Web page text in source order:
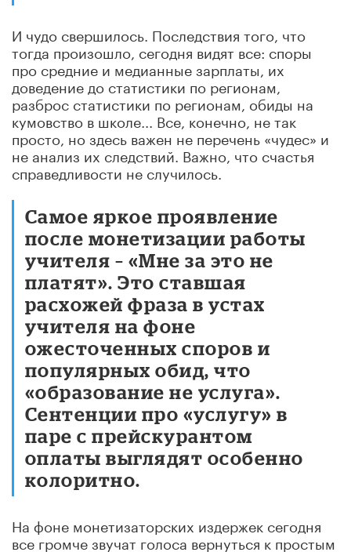
И чудо свершилось. Последствия того, что
тогда произошло, сегодня видят все: споры
про средние и медианные зарплаты, их
доведение до статистики по регионам,
разброс статистики по регионам, обиды на
кумовство в школе... Все, конечно, не так
просто, но здесь важен не перечень «чудес» и
не анализ их следствий. Важно, что счастья
справедливости не случилось.
Самое яркое проявление
после монетизации работы
учителя – «Мне за это не
платят». Это ставшая
расхожей фраза в устах
учителя на фоне
ожесточенных споров и
популярных обид, что
«образование не услуга».
Сентенции про «услугу» в
паре с прейскурантом
оплаты выглядят особенно
колоритно.
На фоне монетизаторских издержек сегодня
все громче звучат голоса вернуться к простым